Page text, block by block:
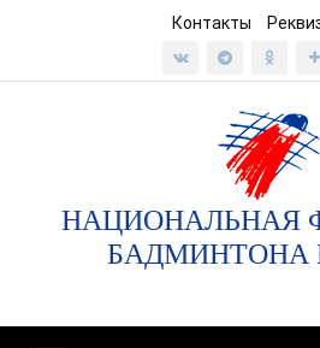
Контакты
НАЦИОНАЛЬНАЯ
БАДМИНТОНА